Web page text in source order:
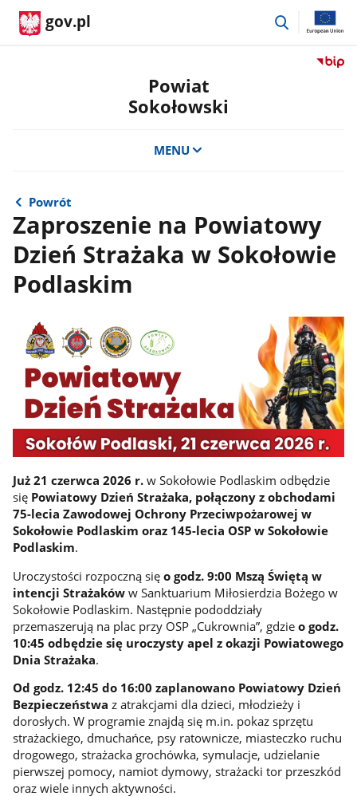
gov.pl
przejdź
Przejdź
Powiat
Sokołowski
MENU
Powrót
Zaproszenie na Powiatowy
Dzień Strażaka w Sokołowie
Podlaskim
Już 21 czerwca 2026 r.w Sokołowie Podlaskim odbędzie
się Powiatowy Dzień Strażaka, połączony z obchodami
75-lecia Zawodowej Ochrony Przeciwpożarowej w
Sokołowie Podlaskim oraz 145-lecia OSP w Sokołowie
Podlaskim.
Uroczystości rozpoczną się o godz. 9:00 Mszą Świętą w
intencji Strażakóww Sanktuarium Miłosierdzia Bożego w
Sokołowie Podlaskim. Następnie pododdziały
przemaszerują na plac przy OSP „Cukrownia”, gdzie o godz.
10:45 odbędzie się uroczysty apel z okazji Powiatowego
Dnia Strażaka.
Od godz. 12:45 do 16:00 zaplanowano Powiatowy Dzień
Bezpieczeństwa z atrakcjami dla dzieci, młodzieży i
dorosłych. W programie znajdą się m.in. pokaz sprzętu
strażackiego, dmuchańce, psy ratownicze, miasteczko ruchu
drogowego, strażacka grochówka, symulacje, udzielanie
pierwszej pomocy, namiot dymowy, strażacki tor przeszkód
oraz wiele innych aktywności.